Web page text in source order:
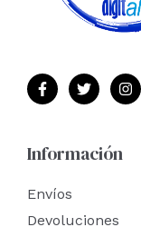
Información
Envíos
Devoluciones